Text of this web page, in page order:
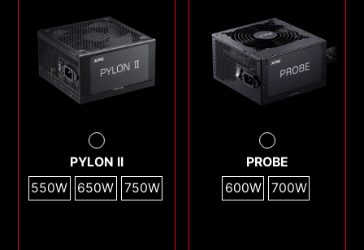
PYLON II
550W
650W 750W
PROBE
600W
700W